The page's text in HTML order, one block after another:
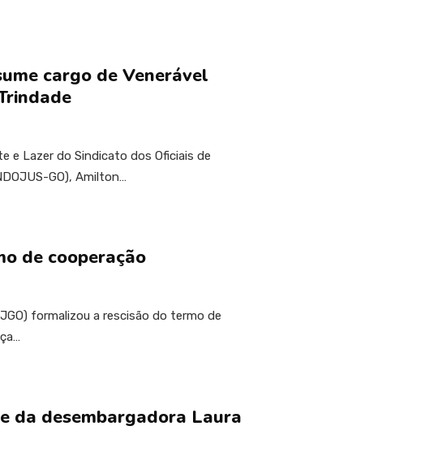
cargo de Venerável
e Lazer do Sindicato dos Oficiais de
GO), Amilton…
de cooperação
formalizou a rescisão do termo de
da desembargadora Laura